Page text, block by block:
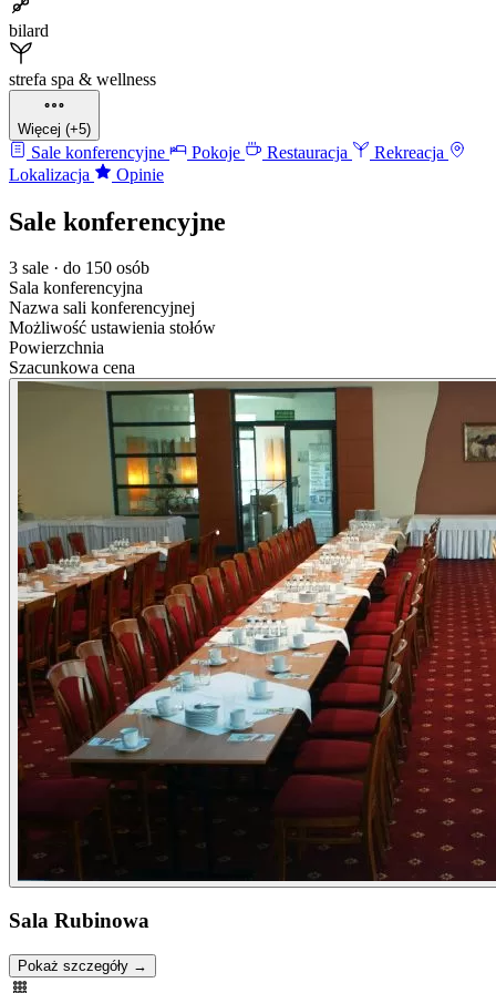
bilard
strefa spa & wellness
Więcej (+5)
Sale konferencyjne Pokoje Restauracja
Rekreacja
Lokalizacja
Opinie
Sale konferencyjne
3 sale · do 150 osób
Sala konferencyjna
Nazwa sali konferencyjnej
Możliwość ustawienia stołów
Powierzchnia
Szacunkowa cena
Sala Rubinowa
Pokaż szczegóły →